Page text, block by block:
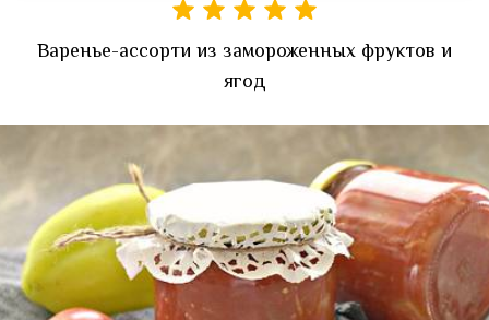
Варенье-ассорти из замороженных фруктов и
ягод